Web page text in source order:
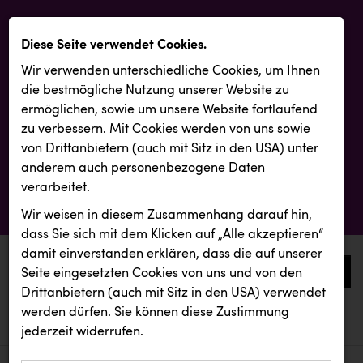
0
aktuelle aussendungen
aktuelle aussendungen
Diese Seite verwendet Cookies.
Wir verwenden unterschiedliche Cookies, um Ihnen
die best­mögliche Nutzung unserer Website zu
ermöglichen, sowie um unsere Website fortlaufend
zu verbessern. Mit Cookies werden von uns sowie
von Drittanbietern (auch mit Sitz in den USA) unter
anderem auch personenbezogene Daten
verarbeitet.
Wir weisen in diesem Zusammenhang darauf hin,
dass Sie sich mit dem Klicken auf „Alle akzeptieren“
damit ein­ver­standen erklären, dass die auf unserer
Seite eingesetzten Cookies von uns und von den
Drittanbietern (auch mit Sitz in den USA) verwendet
werden dürfen. Sie können diese Zustimmung
jederzeit widerrufen.